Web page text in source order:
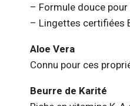
– Formule douce
– Lingettes certifiées
Aloe Vera
Connu pour ces
Beurre de Karité